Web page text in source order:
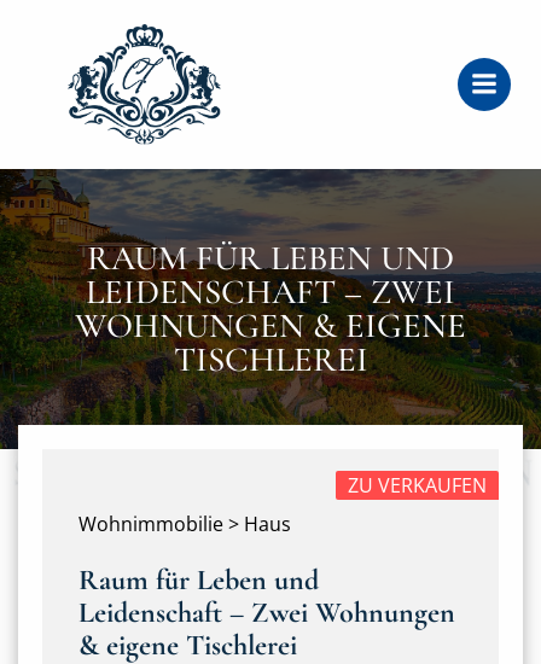
RAUM FÜR LEBEN UND
LEIDENSCHAFT – ZWEI
WOHNUNGEN & EIGENE
TISCHLEREI
Wohnimmobilie > Haus
ZU VERKAUFEN
Raum für Leben und
Leidenschaft – Zwei Wohnungen
& eigene Tischlerei